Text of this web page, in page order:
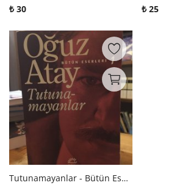
₺ 30
₺25
Tutunamayanlar - Bütün Eserleri - 1